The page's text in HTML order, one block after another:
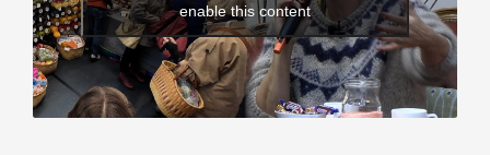
enable this content